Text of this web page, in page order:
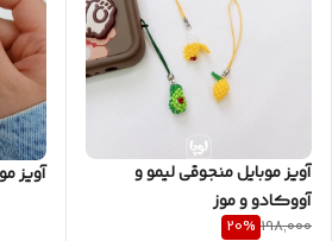
آویز موبایل منجوقی لیمو و
آووکادو و موز
198,000
20%
آویز